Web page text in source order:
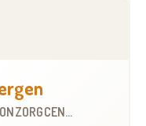
(WZC)